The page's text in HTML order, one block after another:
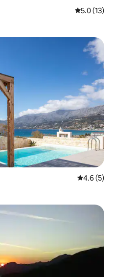
Calificación
5.0 (13)
4.6 (5)